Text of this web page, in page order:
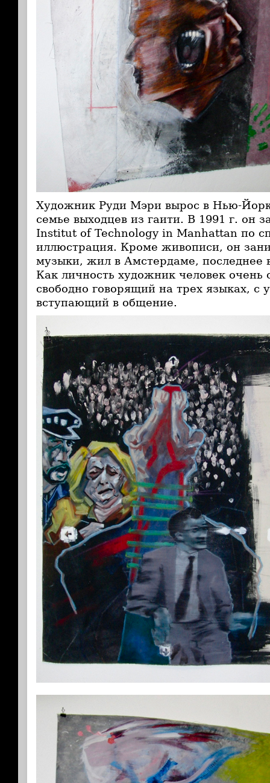
Художник Руди Мэри вырос в Нью-
семье выходцев из гаити. В 1991 г. он
Institut of Technology in Manhattan по
иллюстрация. Кроме живописи, он
музыки, жил в Амстердаме, последнее
Как личность художник человек очень
свободно говорящий на трех языках, с
вступающий в общение.